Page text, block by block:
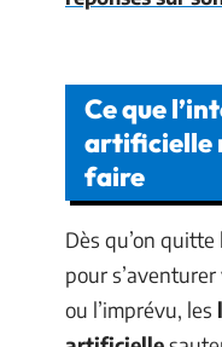
Ce que
artificielle
faire
Dès qu’on
pour
ou l’imprévu, les